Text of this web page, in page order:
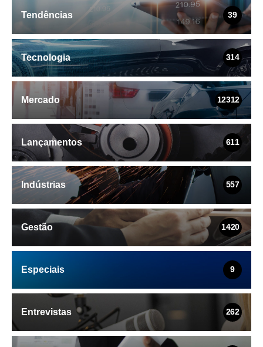
Tendências 39
Tecnologia 314
Mercado 12312
Lançamentos 611
Indústrias 557
Gestão 1420
Especiais 9
Entrevistas 262